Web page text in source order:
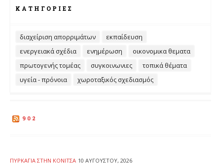
ΚΑΤΗΓΟΡΊΕΣ
διαχείριση απορριμάτων
εκπαίδευση
ενεργειακά σχέδια
ενημέρωση
οικονομικα θεματα
πρωτογενής τομέας
συγκοινωνιες
τοπικά θέματα
υγεία - πρόνοια
χωροταξικός σχεδιασμός
902
ΠΥΡΚΑΓΙΆ ΣΤΗΝ ΚΌΝΙΤΣΑ 10 ΑΥΓΟΎΣΤΟΥ, 2026